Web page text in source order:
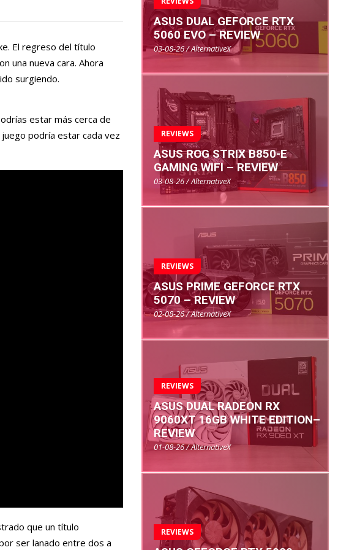
El regreso del título
una nueva cara. Ahora
surgiendo.
estar más cerca de
juego podría estar cada vez
que un título
ser lanado entre dos a
ASUS DUAL GEFORCE RTX
5060 EVO – REVIEW
03-08-26 / AlternativeX
REVIEWS
ASUS ROG STRIX B850-E
GAMING WIFI – REVIEW
03-08-26 / AlternativeX
REVIEWS
ASUS PRIME GEFORCE RTX
5070 – REVIEW
02-08-26 / AlternativeX
REVIEWS
ASUS DUAL RADEON RX
9060XT 16GB WHITE EDITION–
REVIEW
01-08-26 / AlternativeX
REVIEWS